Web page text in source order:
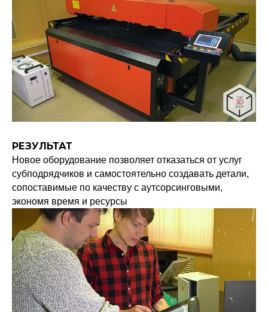
РЕЗУЛЬТАТ
Новое оборудование позволяет отказаться от услуг
субподрядчиков и самостоятельно создавать детали,
сопоставимые по качеству с аутсорсинговыми,
экономя время и ресурсы